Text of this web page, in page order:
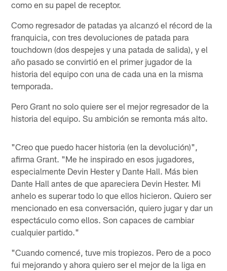
como en su papel de receptor.
Como regresador de patadas ya alcanzó el récord de la
franquicia, con tres devoluciones de patada para
touchdown (dos despejes y una patada de salida), y el
año pasado se convirtió en el primer jugador de la
historia del equipo con una de cada una en la misma
temporada.
Pero Grant no solo quiere ser el mejor regresador de la
historia del equipo. Su ambición se remonta más alto.
"Creo que puedo hacer historia (en la devolución)",
afirma Grant. "Me he inspirado en esos jugadores,
especialmente Devin Hester y Dante Hall. Más bien
Dante Hall antes de que apareciera Devin Hester. Mi
anhelo es superar todo lo que ellos hicieron. Quiero ser
mencionado en esa conversación, quiero jugar y dar un
espectáculo como ellos. Son capaces de cambiar
cualquier partido."
"Cuando comencé, tuve mis tropiezos. Pero de a poco
fui mejorando y ahora quiero ser el mejor de la liga en